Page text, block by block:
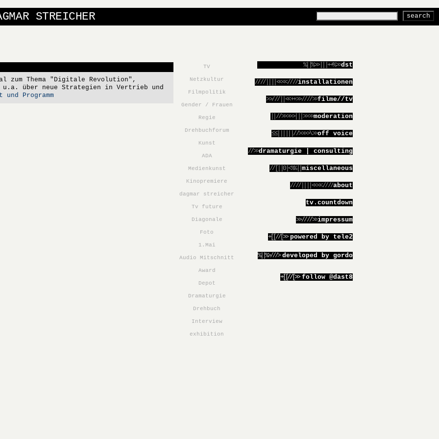
STREICHER
zum Thema "Digitale Revolution",
über neue Strategien in Vertrieb und
Programm
TV
Netzkultur
Filmpolitik
Gender / Frauen
Regie
Drehbuchforum
Kunst
ADA
Medienkunst
Kinopremiere
dagmar streicher
Tv future
Diagonale
Foto
1.Mai
Audio Mitschnitt
Award
Depot
Dramaturgie
Drehbuch
Interview
exhibition
%||%>>|||++%>>dst
////||||<<<<////installationen
>>///||<<++>>////>>filme//tv
||//>>>>>|||>>>>moderation
≤≤||||||//>>>>\>>off voice
//>>dramaturgie | consulting
//[||0|<%%|| miscellaneous
////||||<<<<////about
tv.countdown
>>////>>impressum
+[[//[>> powered by tele2
%||%>///> developed by gordo
+[[//[>> follow @dast8